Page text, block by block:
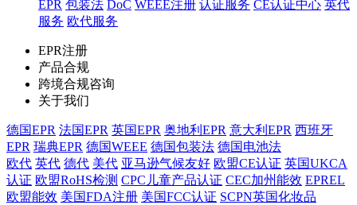
EPR 包装法 DoC WEEE注册 认证服务 CE认证中心 英代
服务 欧代服务
EPR注册
产品合规
跨境合规咨询
关于我们
德国EPR 法国EPR 英国EPR 奥地利EPR 意大利EPR 西班牙
EPR 瑞典EPR 德国WEEE 德国包装法 德国电池法
欧代 英代 德代 美代 亚马逊气候友好 欧盟CE认证 英国UKCA
认证 欧盟RoHS检测 CPC儿童产品认证 CEC加州能效 EPREL
欧盟能效 美国FDA注册 美国FCC认证 SCPN英国化妆品